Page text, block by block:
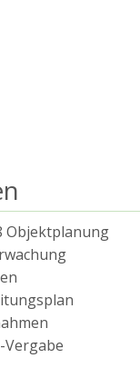
Objektplanung
Vergabe